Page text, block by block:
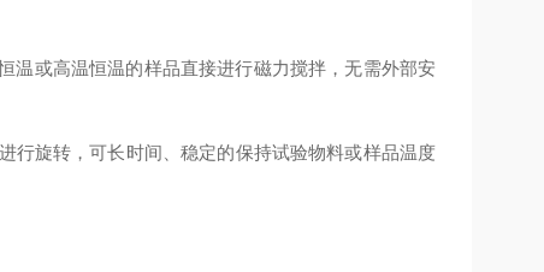
温或高温恒温的样品直接进行磁力搅拌，无需外部安
行旋转，可长时间、稳定的保持试验物料或样品温度